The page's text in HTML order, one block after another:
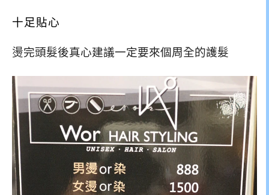
十足貼心
燙完頭髮後真心建議一定要來個周全的護髮